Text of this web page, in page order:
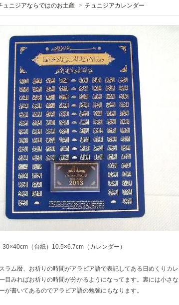
ュニジアならではのお土産 > チュニジアカレンダー
（台紙）10.5×6.7cm（カレンダー）
ラム暦、お祈りの時間がアラビア語で表記してある日めくりカレ
目みればお祈りの時間が分かるようになってます。裏には小さな
が書いてあるのでアラビア語の勉強にもなります。